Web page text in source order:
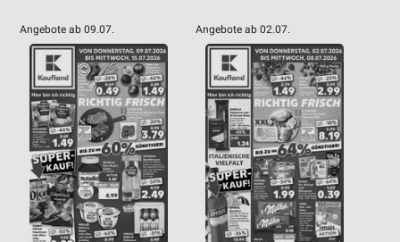
Angebote ab 09.07. Angebote ab 02.07.
Notwendig
Performance
Funktional
Werbung